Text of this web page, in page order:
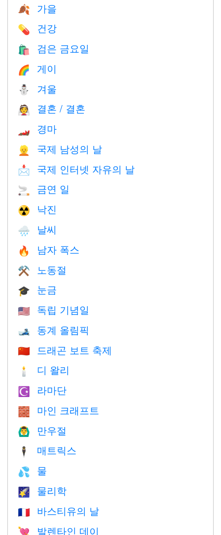
🍂 가을
💊 건강
🛍 검은 금요일
🌈 게이
⛄ 겨울
👰 결혼 / 결혼
🏎 경마
👱 국제 남성의 날
📩 국제 인터넷 자유의 날
🚬 금연 일
☢️ 낙진
🌧 날씨
🔥 남자 폭스
⚒️ 노동절
🎓 눈금
🇺🇸 독립 기념일
🎿 동계 올림픽
🇨🇳 드래곤 보트 축제
🕯 디 왈리
☪️ 라마단
🧱 마인 크래프트
🙆‍♂️ 만우절
🕴️ 매트릭스
💦 물
🌠 물리학
🇫🇷 바스티유의 날
💘 발렌타인 데이